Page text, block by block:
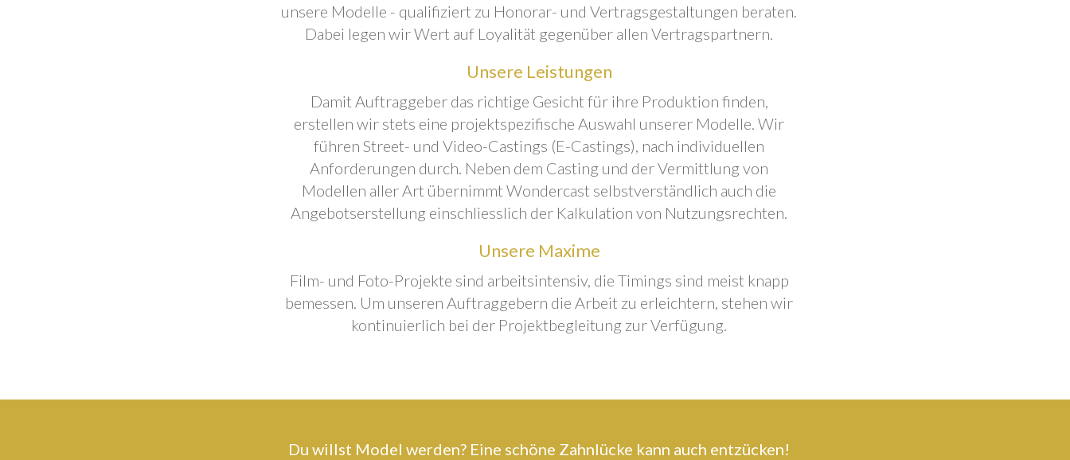
unsere Modelle - qualifiziert zu Honorar- und Vertragsgestaltungen beraten.
Dabei legen wir Wert auf Loyalität gegenüber allen Vertragspartnern.
Unsere Leistungen
Damit Auftraggeber das richtige Gesicht für ihre Produktion finden,
erstellen wir stets eine projektspezifische Auswahl unserer Modelle. Wir
führen Street- und Video-Castings (E-Castings), nach individuellen
Anforderungen durch. Neben dem Casting und der Vermittlung von
Modellen aller Art übernimmt Wondercast selbstverständlich auch die
Angebotserstellung einschliesslich der Kalkulation von Nutzungsrechten.
Unsere Maxime
Film- und Foto-Projekte sind arbeitsintensiv, die Timings sind meist knapp
bemessen. Um unseren Auftraggebern die Arbeit zu erleichtern, stehen wir
kontinuierlich bei der Projektbegleitung zur Verfügung.
Du willst Model werden? Eine schöne Zahnlücke kann auch entzücken!